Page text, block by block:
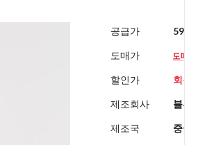
공급가
도매가
할인가 회원
제조회사 블루
제조국 중국